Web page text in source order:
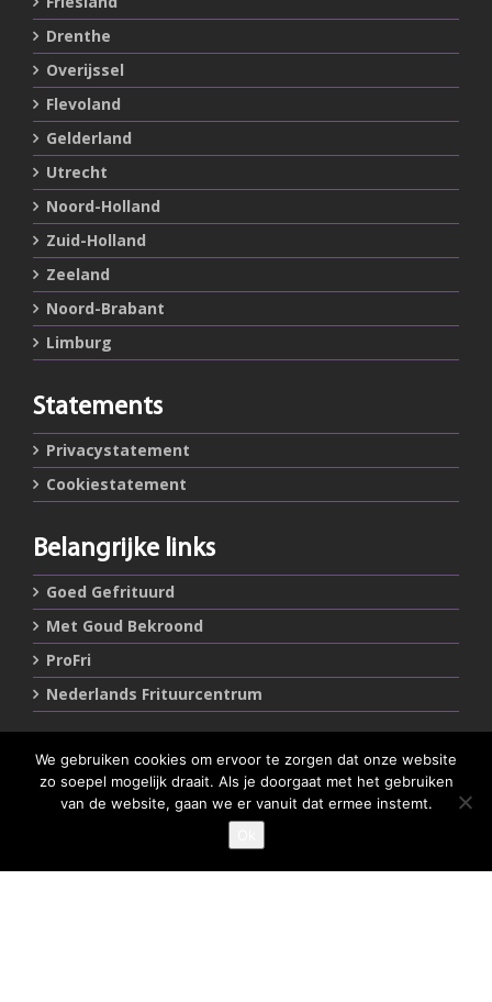
GEEF JE SMULSCORE
Drenthe
Overijssel
Flevoland
Gelderland
Utrecht
Noord-Holland
Zuid-Holland
Zeeland
Noord-Brabant
Limburg
Statements
Privacystatement
Cookiestatement
Belangrijke links
Goed Gefrituurd
Met Goud Bekroond
ProFri
Nederlands Frituurcentrum
Smulgids.nl
Nederlands Frituurcentrum
Blaarthemseweg 72
We gebruiken cookies om ervoor te zorgen dat onze website
zo soepel mogelijk draait. Als je doorgaat met het gebruiken
van de website, gaan we er vanuit dat ermee instemt.